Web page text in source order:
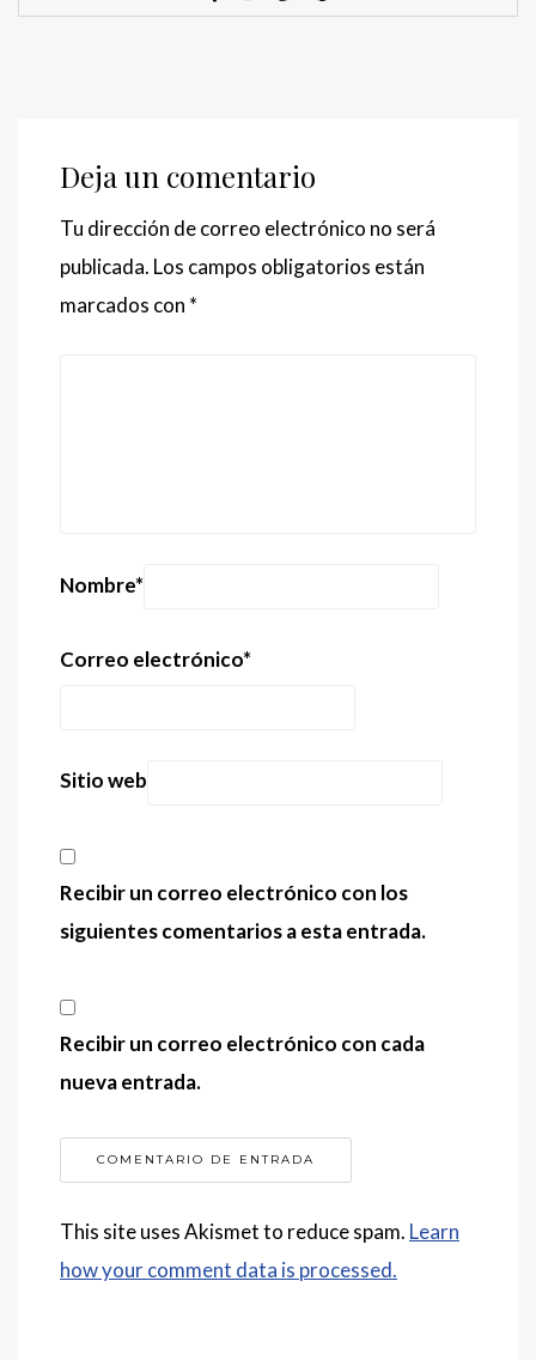
Deja un comentario
Tu dirección de correo electrónico no será
publicada. Los campos obligatorios están
marcados con *
Nombre*
Correo electrónico*
Sitio web
Recibir un correo electrónico con los
siguientes comentarios a esta entrada.
Recibir un correo electrónico con cada
nueva entrada.
This site uses Akismet to reduce spam. Learn
how your comment data is processed.